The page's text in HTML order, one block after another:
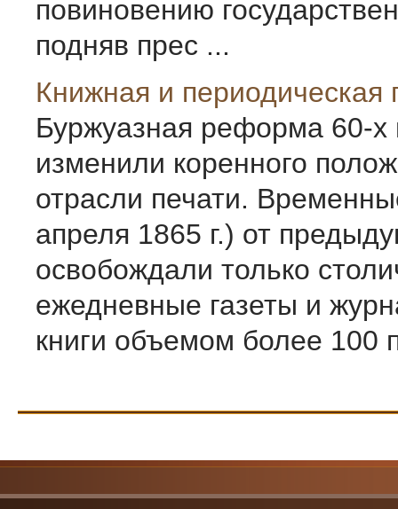
повиновению
подняв прес ...
Книжная и периодическая
Буржуазная реформа 60-х
изменили коренного
отрасли печати.
апреля 1865 г.) от
освобождали только
ежедневные газеты и
книги объемом более 100